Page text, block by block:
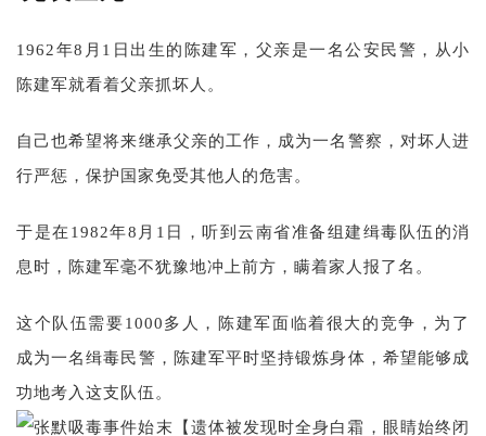
1962年8月1日出生的陈建军，父亲是一名公安民警，从小
陈建军就看着父亲抓坏人。
自己也希望将来继承父亲的工作，成为一名警察，对坏人进
行严惩，保护国家免受其他人的危害。
于是在1982年8月1日，听到云南省准备组建缉毒队伍的消
息时，陈建军毫不犹豫地冲上前方，瞒着家人报了名。
这个队伍需要1000多人，陈建军面临着很大的竞争，为了
成为一名缉毒民警，陈建军平时坚持锻炼身体，希望能够成
功地考入这支队伍。